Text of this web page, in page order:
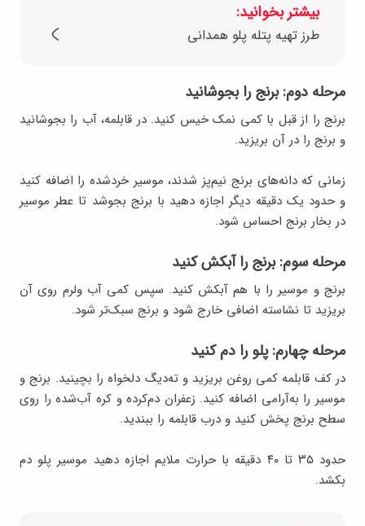
بیشتر بخوانید:
طرز تهیه پتله پلو همدانی
مرحله دوم: برنج را بجوشانید
برنج را از قبل با کمی نمک خیس کنید. در قابلمه، آب را بجوشانید
و برنج را در آن بریزید.
زمانی که دانه‌های برنج نیم‌پز شدند، موسیر خرد‌شده را اضافه کنید
و حدود یک دقیقه دیگر اجازه دهید با برنج بجوشد تا عطر موسیر
در بخار برنج احساس شود.
مرحله سوم: برنج را آبکش کنید
برنج و موسیر را با هم آبکش کنید. سپس کمی آب ولرم روی آن
بریزید تا نشاسته اضافی خارج شود و برنج سبک‌تر شود.
مرحله چهارم: پلو را دم کنید
در کف قابلمه کمی روغن بریزید و ته‌دیگ دلخواه را بچینید. برنج و
موسیر را به‌آرامی اضافه کنید. زعفران دم‌کرده و کره آب‌شده را روی
سطح برنج پخش کنید و درب قابلمه را ببندید.
حدود ۳۵ تا ۴۰ دقیقه با حرارت ملایم اجازه دهید موسیر پلو دم
بکشد.